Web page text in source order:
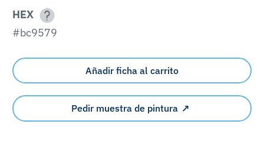
HEX
#bc9579
Añadir ficha al carrito
Pedir muestra de pintura